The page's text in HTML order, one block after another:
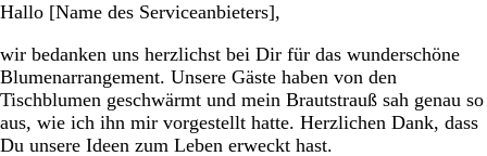
Hallo [Name des Serviceanbieters],
wir bedanken uns herzlichst bei Dir für das wunderschöne
Blumenarrangement. Unsere Gäste haben von den
Tischblumen geschwärmt und mein Brautstrauß sah genau so
aus, wie ich ihn mir vorgestellt hatte. Herzlichen Dank, dass
Du unsere Ideen zum Leben erweckt hast.